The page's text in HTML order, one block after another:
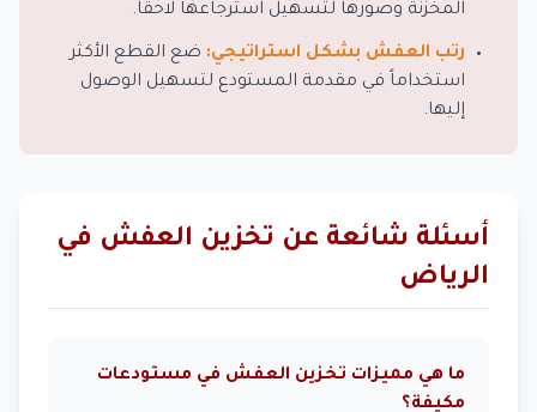
المخزنة وصورها لتسهيل استرجاعها لاحقاً.
رتب العفش بشكل استراتيجي: ضع القطع الأكثر
استخداماً في مقدمة المستودع لتسهيل الوصول
إليها.
أسئلة شائعة عن تخزين العفش في
الرياض
ما هي مميزات تخزين العفش في مستودعات
مكيفة؟